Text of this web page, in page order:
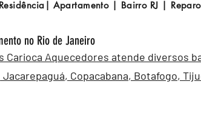
Residência| Apartamento | Bairro RJ |
no Rio de Janeiro
Carioca Aquecedores atende diversos
Jacarepaguá, Copacabana, Botafogo,